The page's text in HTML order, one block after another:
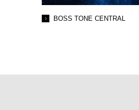
BOSS TONE CENTRAL